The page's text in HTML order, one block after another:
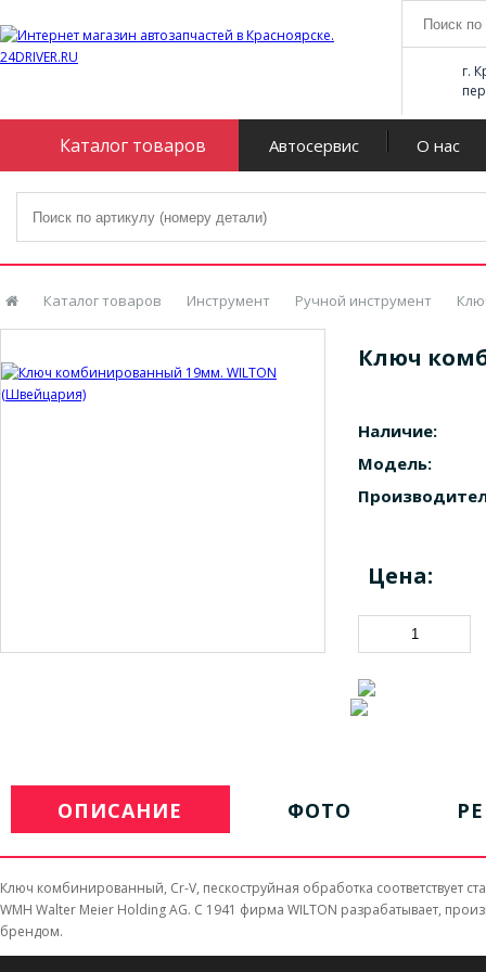
г.
Каталог товаров Автосервис О нас
Каталог товаров Инструмент Ручной инструмент
Ключ
Наличие:
Модель:
Цена:
ОПИСАНИЕ ФОТО
Ключ комбинированный, Cr-V, пескоструйная обработка соответствует
WMH Walter Meier Holding AG. C 1941 фирма WILTON разрабатывает,
брендом.